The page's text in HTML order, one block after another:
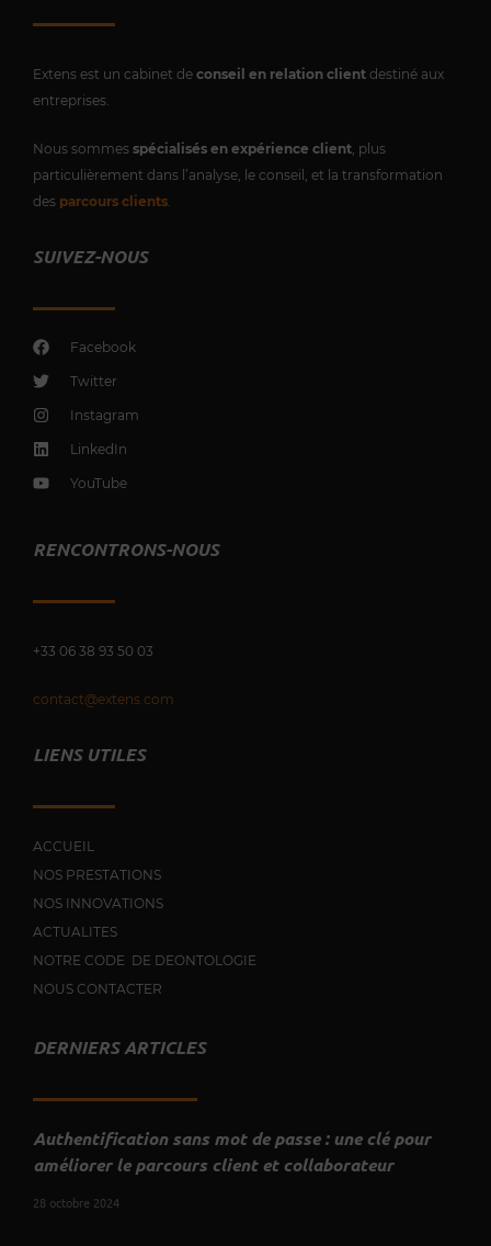
Extens est un cabinet de conseil en relation client destiné aux
entreprises.
Nous sommes spécialisés en expérience client , plus
particulièrement dans l’analyse, le conseil, et la transformation
des parcours clients
SUIVEZ-NOUS
Facebook
Twitter
Instagram
LinkedIn
YouTube
RENCONTRONS-NOUS
+33 06 38 93 50 03
contact@extens.com
LIENS UTILES
ACCUEIL
NOS PRESTATIONS
NOS INNOVATIONS
ACTUALITES
NOTRE CODE DE DEONTOLOGIE
NOUS CONTACTER
DERNIERS ARTICLES
Authentification sans mot de passe : une clé pour
améliorer le parcours client et collaborateur
28 octobre 2024